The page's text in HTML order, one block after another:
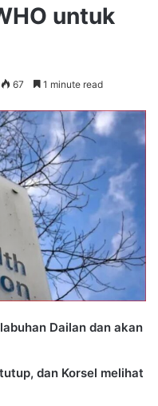
untuk
67 1 minute read
Dailan dan akan
dan Korsel melihat